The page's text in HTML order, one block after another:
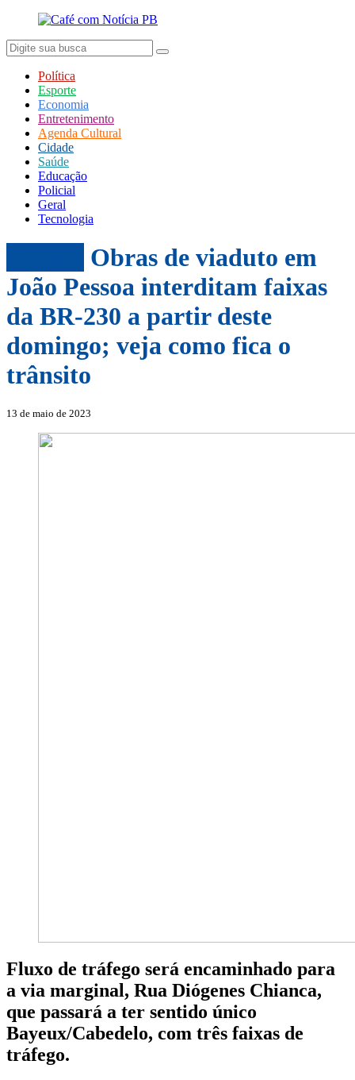
Política
Esporte
Economia
Entretenimento
Agenda Cultural
Cidade
Saúde
Educação
Policial
Geral
Tecnologia
Obras de viaduto em
João Pessoa interditam faixas
da BR-230 a partir deste
domingo; veja como fica o
trânsito
13 de maio de 2023
Fluxo de tráfego será encaminhado para
a via marginal, Rua Diógenes Chianca,
que passará a ter sentido único
Bayeux/Cabedelo, com três faixas de
tráfego.